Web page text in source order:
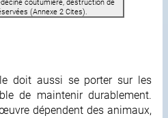
(Annexe 2 Cites).
doit aussi se porter sur les
de maintenir durablement.
dépendent des animaux,